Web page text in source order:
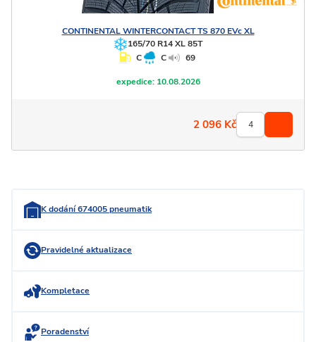
CONTINENTALWINTERCONTACT TS 870 EVc XL
165/70 R14 XL 85T
C
C 69
expedice:10.08.2026
2 096 Kč
K dodání 674005 pneumatik
Pravidelné aktualizace
Kompletace
Poradenství